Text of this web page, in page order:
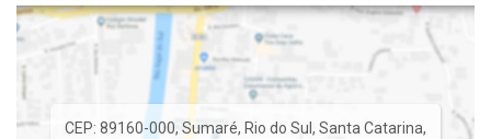
CEP: 89160-000, Sumaré, Rio do Sul , Santa Catarina,